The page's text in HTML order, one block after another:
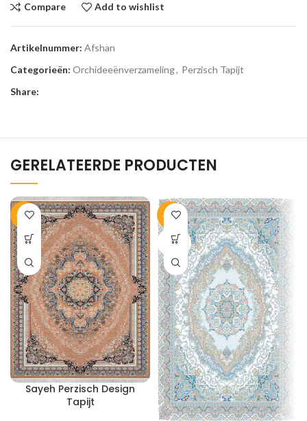
Compare Add to wishlist
Artikelnummer: Afshan
Categorieën: Orchideeënverzameling, Perzisch Tapijt
Share:
GERELATEERDE PRODUCTEN
-33%
Sayeh Perzisch Design
Tapijt
-33%
SOLD
OUT